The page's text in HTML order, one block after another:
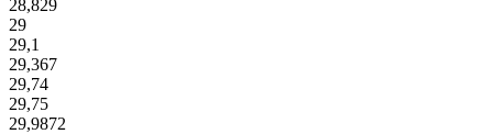
28,829
29
29,1
29,367
29,74
29,75
29,9872